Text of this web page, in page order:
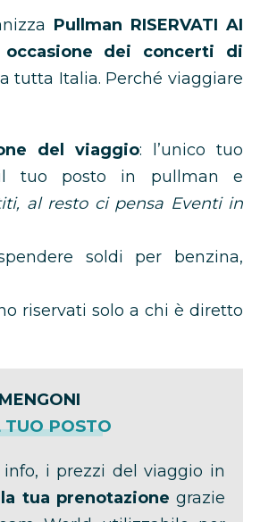
Pullman RISERVATI AI
dei concerti di
tutta Italia. Perché viaggiare
del viaggio: l’unico tuo
il tuo posto in pullman e
al resto ci pensa Eventi in
soldi per benzina,
riservati solo a chi è diretto
POSTO
i prezzi del viaggio in
tua prenotazione grazie